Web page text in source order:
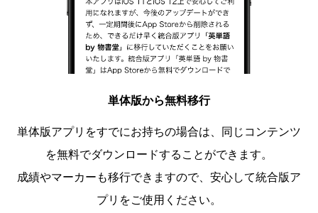
単体版から無料移行
単体版アプリをすでにお持ちの場合は、同じコンテンツ
を無料でダウンロードすることができます。
成績やマーカーも移行できますので、安心して統合版ア
プリをご使用ください。